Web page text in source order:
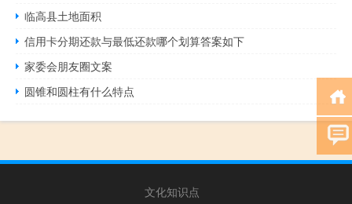
临高县土地面积
信用卡分期还款与最低还款哪个划算答案如下
家委会朋友圈文案
圆锥和圆柱有什么特点
文化知识点